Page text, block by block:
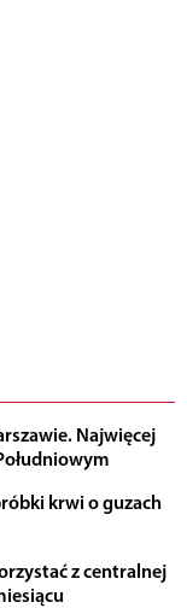
Najwięcej
krwi o guzach
z centralnej